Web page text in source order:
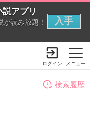
説アプリ
が読み放題！
入手
メニュー
ログイン
検索履歴